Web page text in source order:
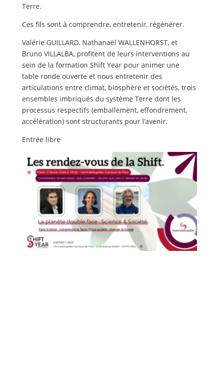
Terre.
Ces fils sont à comprendre, entretenir, régénérer.
Valérie GUILLARD, Nathanaël WALLENHORST, et
Bruno VILLALBA, profitent de leurs interventions au
sein de la formation Shift Year pour animer une
table ronde ouverte et nous entretenir des
articulations entre climat, biosphère et sociétés, trois
ensembles imbriqués du système Terre dont les
processus respectifs (emballement, effondrement,
accélération) sont structurants pour l’avenir.
Entrée libre